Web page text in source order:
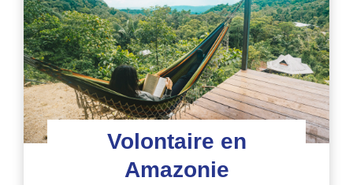
l’environnement
Volontaire en
Amazonie